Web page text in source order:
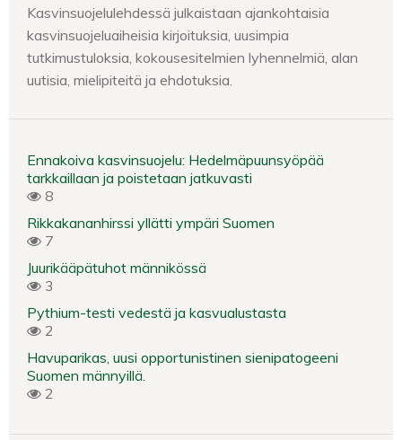
Kasvinsuojelulehdessä julkaistaan ajankohtaisia
kasvinsuojeluaiheisia kirjoituksia, uusimpia
tutkimustuloksia, kokousesitelmien lyhennelmiä, alan
uutisia, mielipiteitä ja ehdotuksia.
Ennakoiva kasvinsuojelu: Hedelmäpuunsyöpää
tarkkaillaan ja poistetaan jatkuvasti
8
Rikkakananhirssi yllätti ympäri Suomen
7
Juurikääpätuhot männikössä
3
Pythium-testi vedestä ja kasvualustasta
2
Havuparikas, uusi opportunistinen sienipatogeeni
Suomen männyillä.
2